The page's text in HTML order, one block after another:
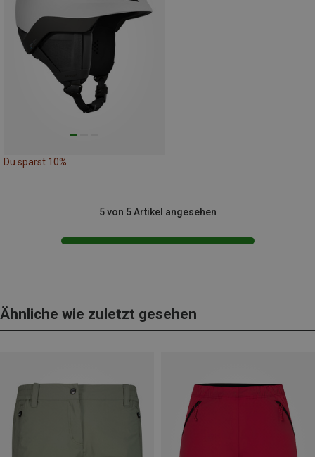
Du sparst 10%
5 von 5 Artikel angesehen
Ähnliche wie zuletzt gesehen